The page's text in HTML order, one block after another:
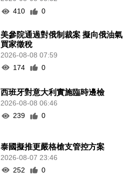
410
0
美參院通過對俄制裁案 擬向俄油氣
買家徵稅
2026-08-08 07:59
174
0
西班牙對意大利實施臨時邊檢
2026-08-08 06:46
239
0
泰國擬推更嚴格槍支管控方案
2026-08-07 23:46
252
0